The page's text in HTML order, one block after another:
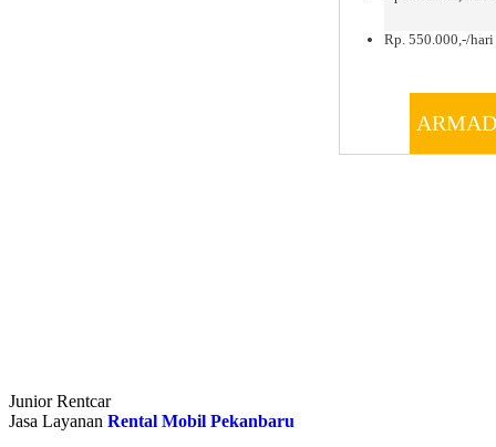
Rp. 550.000,-/
Junior Rentcar
Jasa Layanan Rental Mobil Pekanbaru